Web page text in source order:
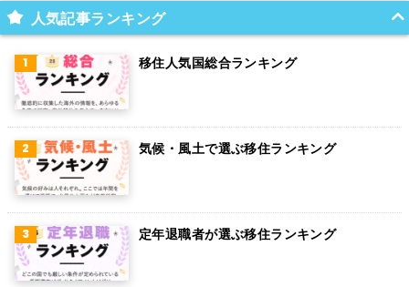
スイス
オランダ
グアム
パラグアイ
アラブ首長国連邦
スウェーデン
人気記事ランキング
移住人気国総合ランキング
気候・風土で選ぶ移住ランキング
定年退職者が選ぶ移住ランキング